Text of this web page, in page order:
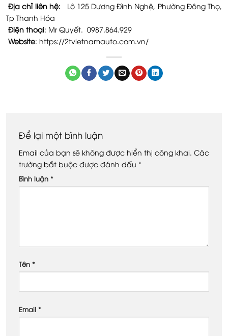
Địa chỉ liên hệ:
Lô 125 Dương Đình Nghệ, Phường Đông Thọ,
Tp Thanh Hóa
Điện thoại: Mr Quyết. 0987.864.929
Website: https://2tvietnamauto.com.vn/
Để lại một bình luận
Email của bạn sẽ không được hiển thị công khai. Các
trường bắt buộc được đánh dấu *
Bình luận *
Tên *
Email *